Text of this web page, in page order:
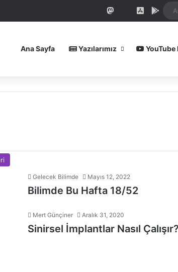
WhatsApp
PatreonMastodonBluesky
iOS
Ana Sayfa Yazılarımız YouTube
Gelecek Bilimde Mayıs 12, 2022
Bilimde Bu Hafta 18/52
Mert Günçiner Aralık 31, 2020
Sinirsel İmplantlar Nasıl Çalışır?